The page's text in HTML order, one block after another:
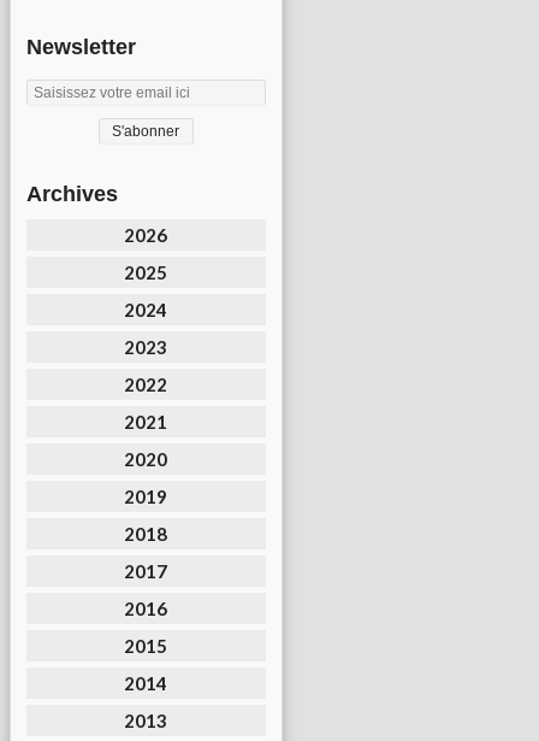
Newsletter
Archives
2026
2025
2024
2023
2022
2021
2020
2019
2018
2017
2016
2015
2014
2013